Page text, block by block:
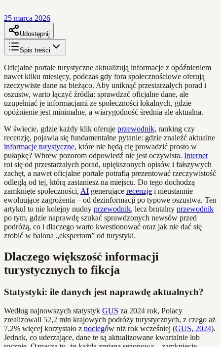
25 marca 2026
Udostępnij
Spis treści
Oficjalne portale turystyczne aktualizują informacje z opóźnieniem
nawet kilku miesięcy, podczas gdy fora społecznościowe oferują
rzeczywiste dane na bieżąco. Aby uniknąć przestarzałych porad i
oszustw, warto łączyć źródła: sprawdzać oficjalne dane, ale
uzupełniać je informacjami ze społeczności lokalnych, gdzie
opóźnienie jest minimalne, a wiarygodność średnia ale aktualna.
W świecie, gdzie każdy klik oferuje przewodnik, ranking czy
recenzję, pojawia się fundamentalne pytanie: gdzie znaleźć aktualne
informacje turystyczne, które nie będą cię prowadzić prosto w
pułapkę? Wbrew pozorom odpowiedź nie jest oczywista. Internet
roi się od przestarzałych porad, upiększonych opisów i fałszywych
zachęt, a nawet oficjalne portale potrafią prezentować rzeczywistość
odległą od tej, którą zastaniesz na miejscu. Do tego dochodzą
zamknięte społeczności, AI generujące recenzje i nieustannie
ewoluujące zagrożenia – od dezinformacji po typowe oszustwa. Ten
artykuł to nie kolejny nudny przewodnik, lecz brutalny przewodnik
po tym, gdzie naprawdę szukać sprawdzonych newsów przed
podróżą, co i dlaczego warto kwestionować oraz jak nie dać się
zrobić w balona „ekspertom” od turystyki.
Dlaczego większość informacji
turystycznych to fikcja
Statystyki: ile danych jest naprawdę aktualnych?
Według najnowszych statystyk GUS za 2024 rok, Polacy
zrealizowali 52,2 mln krajowych podróży turystycznych, z czego aż
7,2% więcej korzystało z noclegów niż rok wcześniej (GUS, 2024).
Jednak, co uderzające, dane te są aktualizowane kwartalnie lub